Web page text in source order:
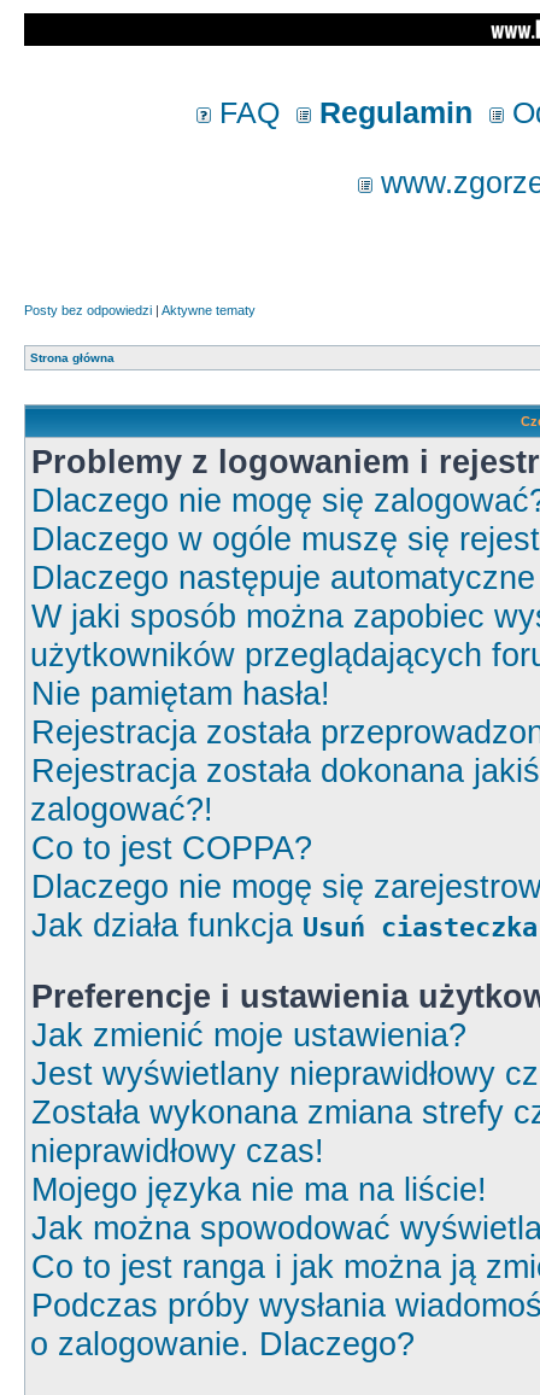
FAQ Regulamin
Posty bez odpowiedzi | Aktywne tematy
Strona główna
Problemy z logowaniem i
Dlaczego nie mogę się
Dlaczego w ogóle muszę się
Dlaczego następuje
W jaki sposób można zapobiec
użytkowników przeglądających
Nie pamiętam hasła!
Rejestracja została
Rejestracja została dokonana
zalogować?!
Co to jest COPPA?
Dlaczego nie mogę się
Jak działa funkcja Usuń
Preferencje i ustawienia
Jak zmienić moje ustawienia?
Jest wyświetlany nieprawidłowy
Została wykonana zmiana strefy
nieprawidłowy czas!
Mojego języka nie ma na liście!
Jak można spowodować
Co to jest ranga i jak można ją
Podczas próby wysłania
o zalogowanie. Dlaczego?